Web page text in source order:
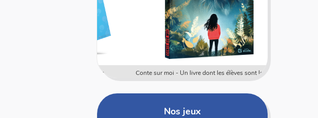
Conte sur moi - Un livre dont les élèves sont les héros
Nos jeux